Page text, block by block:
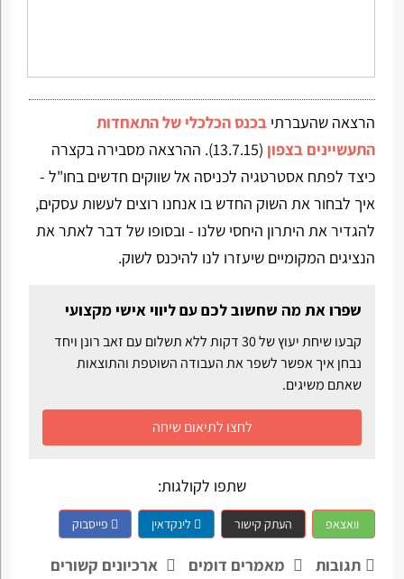
הרצאה שהעברתי בכנס הכלכלי של התאחדות
התעשיינים בצפון
(13.7.15). ההרצאה מסבירה בקצרה
כיצד לפתח אסטרטגיה לכניסה אל שווקים חדשים בחו"ל -
איך לבחור את השוק החדש בו אנחנו רוצים לעשות עסקים,
להגדיר את היתרון היחסי שלנו - ובסופו של דבר לאתר את
הנציגים המקומיים שיעזרו לנו להיכנס לשוק.
שפרו את מה שחשוב לכם עם ליווי אישי מקצועי
קבעו שיחת יעוץ של 30 דקות ללא תשלום עם זאב רונן ויחד
נבחן איך אפשר לשפר את העבודה השוטפת והתוצאות
שאתם משיגים.
לחצו לתיאום שיחה
שתפו לקולגות:
וואצאפ העתק קישור לינקדאין פייסבוק
תגובות מאמרים דומים ארכיונים קשורים